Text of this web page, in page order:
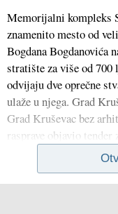
Memorijalni kompleks
znamenito mesto od
Bogdana Bogdanovića
stratište za više od 700
odvijaju dve oprečne
ulaže u njega. Grad
Grad Kruševac bez
rasprave objavio tender